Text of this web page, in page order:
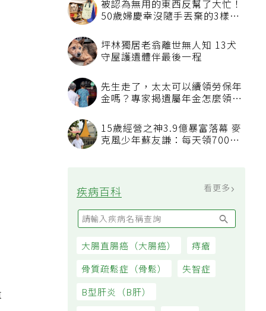
被認為無用的東西反幫了大忙！
50歲婦慶幸沒隨手丟棄的3樣物
坪林獨居老翁離世無人知 13犬
守屋護遺體伴最後一程
先生走了，太太可以續領勞保年
15歲經營之神3.9億暴富落幕 麥
克風少年蘇友謙：每天領700元
疾病百科